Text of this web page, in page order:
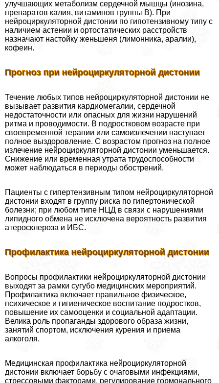
улучшающих метаболизм сердечной мышцы (инозина,
препаратов калия, витаминов группы В). При
нейроциркуляторной дистонии по гипотензивному типу с
наличием астении и ортостатических расстройств
назначают настойку женьшеня (лимонника, аралии),
кофеин.
Прогноз при нейроциркуляторной дистонии
Течение любых типов нейроциркуляторной дистонии не
вызывает развития кардиомегалии, сердечной
недостаточности или опасных для жизни нарушений
ритма и проводимости. В подростковом возрасте при
своевременной терапии или самоизлечении наступает
полное выздоровление. С возрастом прогноз на полное
излечение нейроциркуляторной дистонии уменьшается.
Снижение или временная утрата трудоспособности
может наблюдаться в периоды обострений.
Пациенты с гипертензивным типом нейроциркуляторной
дистонии входят в группу риска по гипертонической
болезни; при любом типе НЦД в связи с нарушениями
липидного обмена не исключена вероятность развития
атеросклероза и ИБС.
Профилактика нейроциркуляторной дистонии
Вопросы профилактики нейроциркуляторной дистонии
выходят за рамки сугубо медицинских мероприятий.
Профилактика включает правильное физическое,
психическое и гигиеническое воспитание подростков,
повышение их самооценки и социальной адаптации.
Велика роль пропаганды здорового образа жизни,
занятий спортом, исключения курения и приема
алкоголя.
Медицинская профилактика нейроциркуляторной
дистонии включает борьбу с очаговыми инфекциями,
стрессовыми факторами, регулирование гормонального